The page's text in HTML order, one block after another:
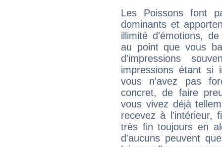
Les Poissons font
dominants et
illimité d'émotions,
au point que vous
d'impressions
impressions étant si
vous n'avez pas
concret, de faire
vous vivez déjà
recevez à l'intérieur,
très fin toujours en
d'aucuns peuvent